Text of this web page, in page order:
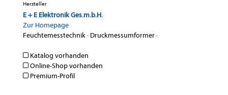
Hersteller
E + E Elektronik Ges.m.b.H.
Zur Homepage
Feuchtemesstechnik· Druckmessumformer·
Katalog vorhanden
Online-Shop vorhanden
Premium-Profil